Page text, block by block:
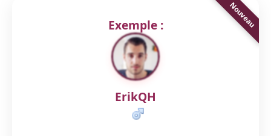
Exemple :
ErikQH